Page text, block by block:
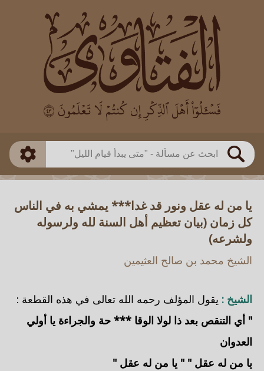
بحث
العالم
بن باز
بن العثيمين
اللجنة الدائمة
طريقة البحث
ذكي
يا من له عقل ونور قد غدا*** يمشي به في الناس
كل زمان (بيان تعظيم أهل السنة لله ولرسوله
ولشرعه)
الشيخ محمد بن صالح العثيمين
الشيخ : يقول المؤلف رحمه الله تعالى في هذه القطعة :
" أي التنقص بعد ذا لولا الوقا *** حة والجراءة يا أولي
العدوان
يا من له عقل " " يا من له عقل "